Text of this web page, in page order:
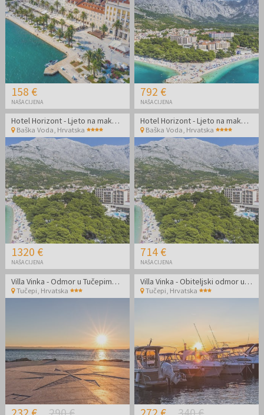
158 €
NAŠA CIJENA
792 €
NAŠA CIJENA
Hotel Horizont - Ljeto na makarskoj rivijeri
Baška Voda, Hrvatska
1320 €
NAŠA CIJENA
Hotel Horizont - Ljeto na makarskoj rivijeri
Baška Voda, Hrvatska
714 €
NAŠA CIJENA
Villa Vinka - Odmor u Tučepima izvan glavne sezone
Tučepi, Hrvatska
Villa Vinka - Obiteljski odmor u Tučepima izvan glavne sezone
Tučepi, Hrvatska